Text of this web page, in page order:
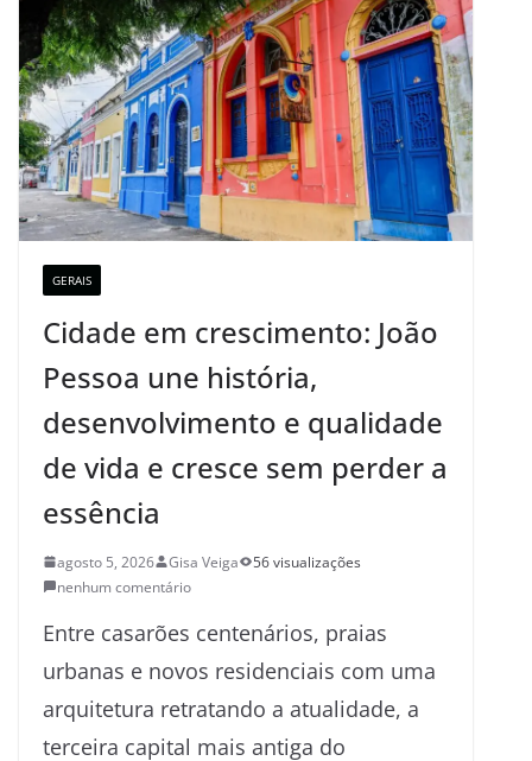
GERAIS
Cidade em crescimento: João
Pessoa une história,
desenvolvimento e qualidade
de vida e cresce sem perder a
essência
agosto 5, 2026 Gisa Veiga
56 visualizações
nenhum comentário
Entre casarões centenários, praias
urbanas e novos residenciais com uma
arquitetura retratando a atualidade, a
terceira capital mais antiga do